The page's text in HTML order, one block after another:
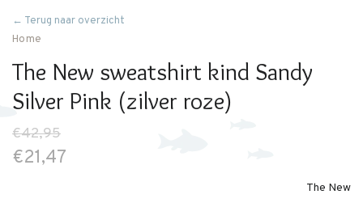
← Terug naar overzicht
Home
The New sweatshirt kind Sandy
Silver Pink (zilver roze)
€42,95
€21,47
The New